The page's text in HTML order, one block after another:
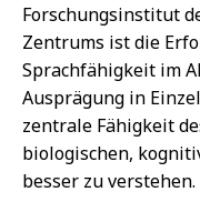
Forschungsinstitut
Zentrums ist die
Sprachfähigkeit im
Ausprägung in
zentrale Fähigkeit
biologischen,
besser zu verstehen.